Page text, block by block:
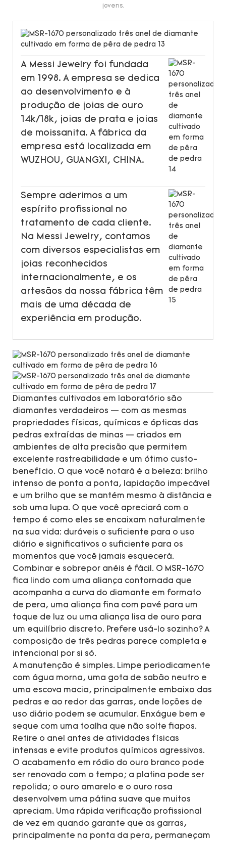
jovens.
A Messi Jewelry foi fundada
em 1998. A empresa se dedica
ao desenvolvimento e à
produção de joias de ouro
14k/18k, joias de prata e joias
de moissanita. A fábrica da
empresa está localizada em
WUZHOU, GUANGXI, CHINA.
Sempre aderimos a um
espírito profissional no
tratamento de cada cliente.
Na Messi Jewelry, contamos
com diversos especialistas em
joias reconhecidos
internacionalmente, e os
artesãos da nossa fábrica têm
mais de uma década de
experiência em produção.
Diamantes cultivados em laboratório são
diamantes verdadeiros — com as mesmas
propriedades físicas, químicas e ópticas das
pedras extraídas de minas — criados em
ambientes de alta precisão que permitem
excelente rastreabilidade e um ótimo custo-
benefício. O que você notará é a beleza: brilho
intenso de ponta a ponta, lapidação impecável
e um brilho que se mantém mesmo à distância e
sob uma lupa. O que você apreciará com o
tempo é como eles se encaixam naturalmente
na sua vida: duráveis ​​o suficiente para o uso
diário e significativos o suficiente para os
momentos que você jamais esquecerá.
Combinar e sobrepor anéis é fácil. O MSR-1670
fica lindo com uma aliança contornada que
acompanha a curva do diamante em formato
de pera, uma aliança fina com pavé para um
toque de luz ou uma aliança lisa de ouro para
um equilíbrio discreto. Prefere usá-lo sozinho? A
composição de três pedras parece completa e
intencional por si só.
A manutenção é simples. Limpe periodicamente
com água morna, uma gota de sabão neutro e
uma escova macia, principalmente embaixo das
pedras e ao redor das garras, onde loções de
uso diário podem se acumular. Enxágue bem e
seque com uma toalha que não solte fiapos.
Retire o anel antes de atividades físicas
intensas e evite produtos químicos agressivos.
O acabamento em ródio do ouro branco pode
ser renovado com o tempo; a platina pode ser
repolida; o ouro amarelo e o ouro rosa
desenvolvem uma pátina suave que muitos
apreciam. Uma rápida verificação profissional
de vez em quando garante que as garras,
principalmente na ponta da pera, permaneçam